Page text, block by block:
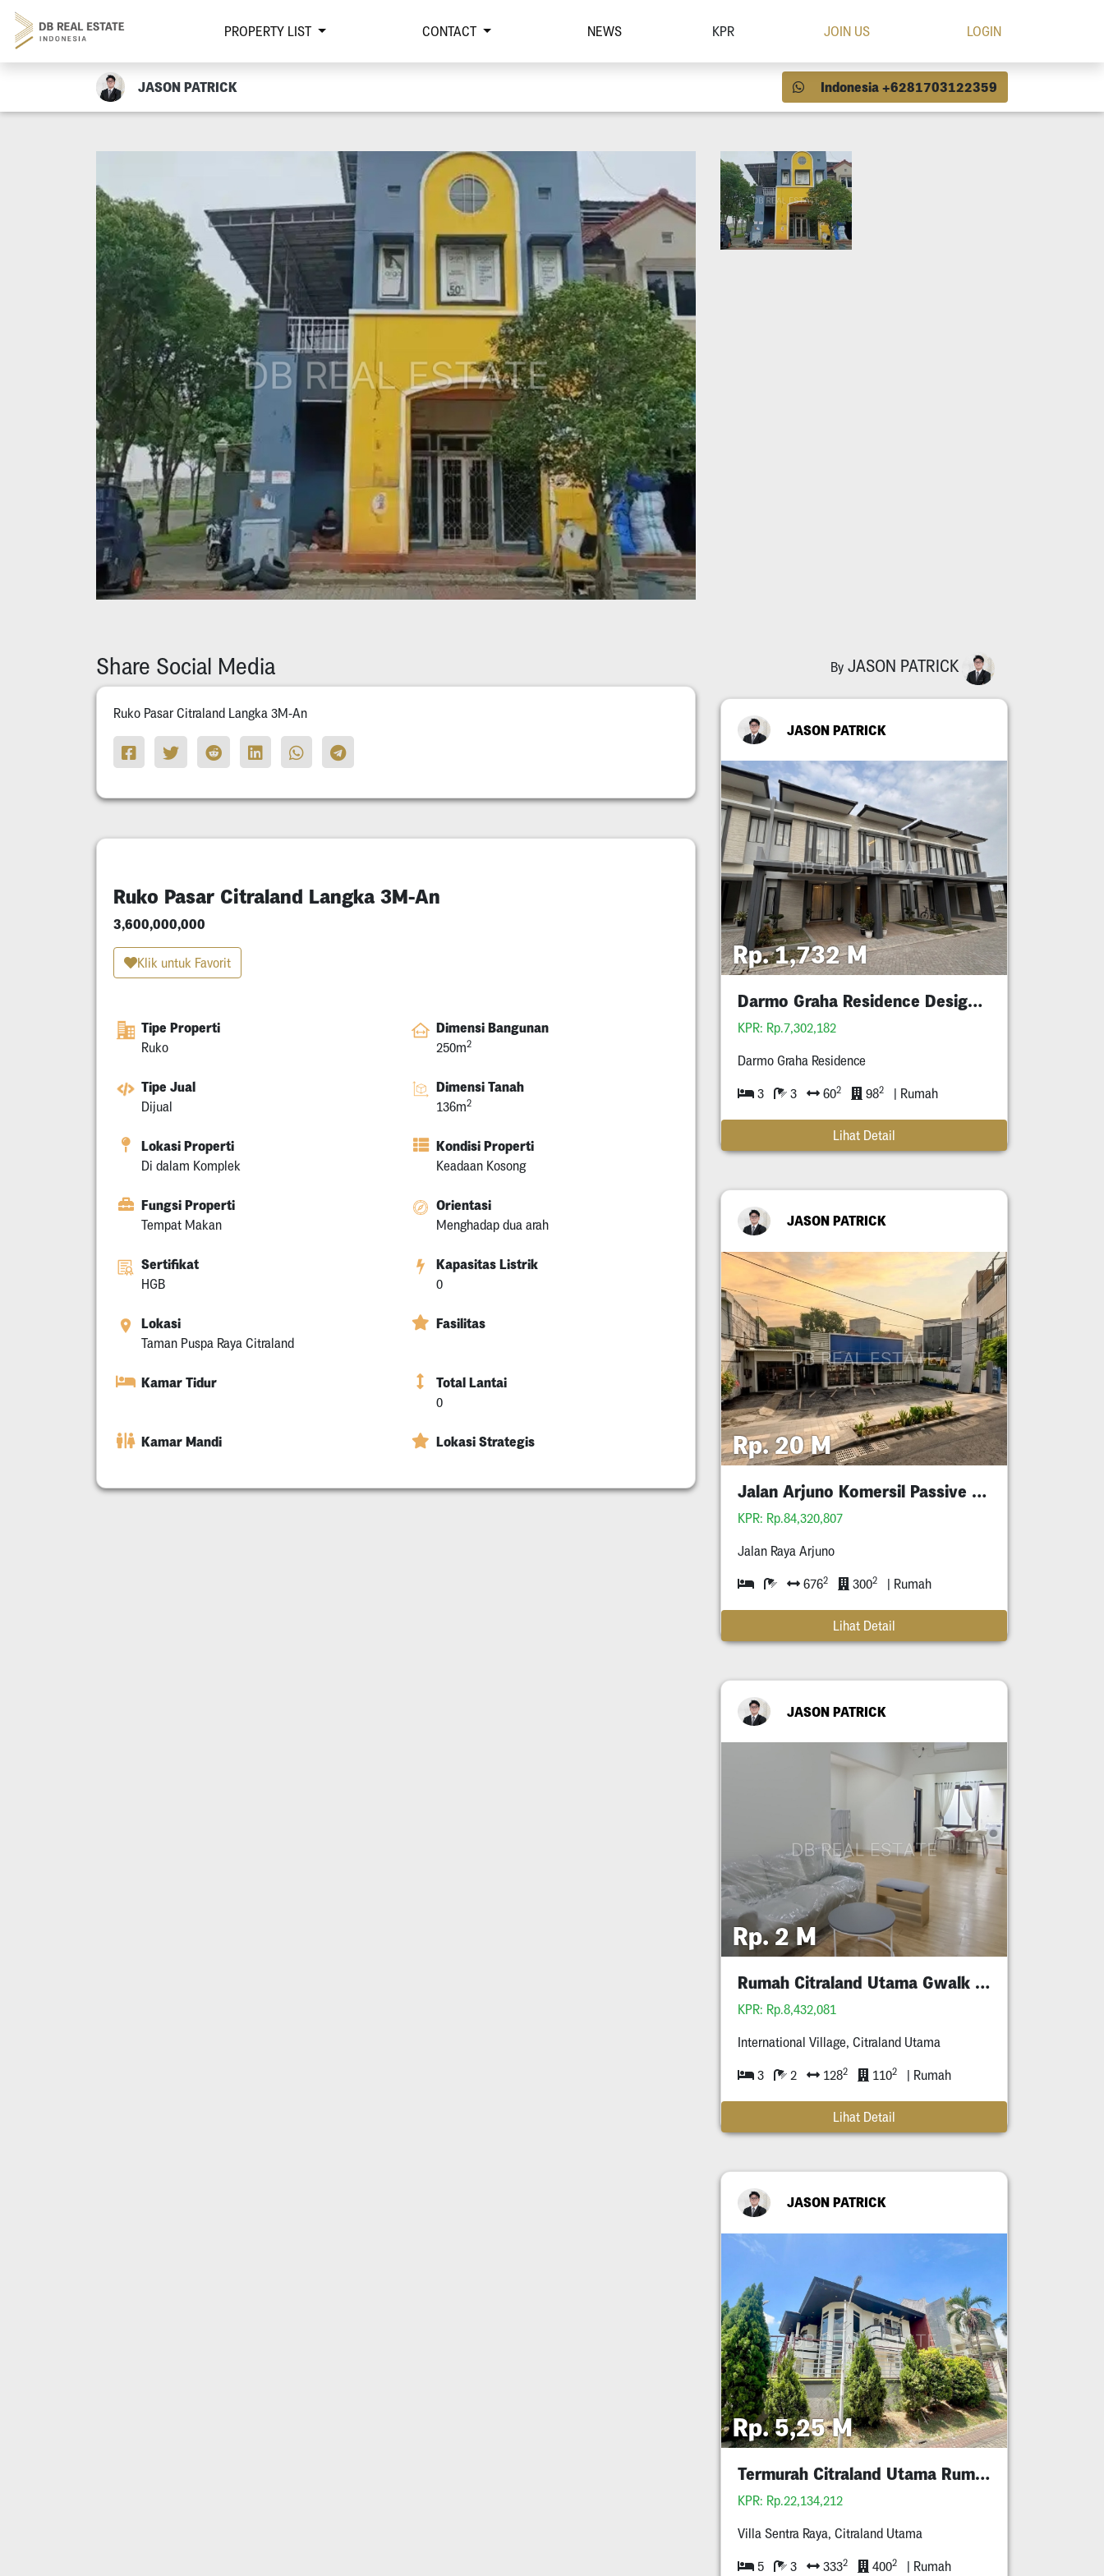
PROPERTY LIST CONTACT NEWS KPR JOIN US LOGIN
JASON PATRICK Indonesia +6281703122359
Share Social Media
Ruko Pasar Citraland Langka 3M-An
Ruko Pasar Citraland Langka 3M-An
3,600,000,000
Klik untuk Favorit
Tipe Properti
Ruko
Dimensi Bangunan
250m2
Tipe Jual
Dijual
Dimensi Tanah
136m2
Lokasi Properti
Di dalam Komplek
Kondisi Properti
Keadaan Kosong
Fungsi Properti
Tempat Makan
Orientasi
Menghadap dua arah
Sertifikat
HGB
Kapasitas Listrik
0
Lokasi
Taman Puspa Raya Citraland
Fasilitas
Kamar Tidur Total Lantai
0
Kamar Mandi Lokasi Strategis
By JASON PATRICK
JASON PATRICK
Rp. 1,732 M
Darmo Graha Residence Design Baru Mewah
KPR: Rp.7,302,182
Darmo Graha Residence
3 3 602 982 | Rumah
Lihat Detail
JASON PATRICK
Rp. 20 M
Jalan Arjuno Komersil Passive Income Tersewa
KPR: Rp.84,320,807
Jalan Raya Arjuno
6762 3002 | Rumah
Lihat Detail
JASON PATRICK
Rp. 2 M
Rumah Citraland Utama Gwalk Full Furnished Murah
KPR: Rp.8,432,081
International Village, Citraland Utama
3 2 1282 1102 | Rumah
Lihat Detail
JASON PATRICK
Rp. 5,25 M
Termurah Citraland Utama Rumah Minimalis 5M An
KPR: Rp.22,134,212
Villa Sentra Raya, Citraland Utama
5 3 3332 4002 | Rumah